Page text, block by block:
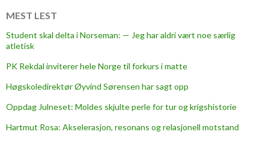
r
b
a
MEST LEST
Student skal delta i Norseman: — Jeg har aldri vært noe særlig
atletisk
PK Rekdal inviterer hele Norge til forkurs i matte
Høgskoledirektør Øyvind Sørensen har sagt opp
Oppdag Julneset: Moldes skjulte perle for tur og krigshistorie
Hartmut Rosa: Akselerasjon, resonans og relasjonell motstand